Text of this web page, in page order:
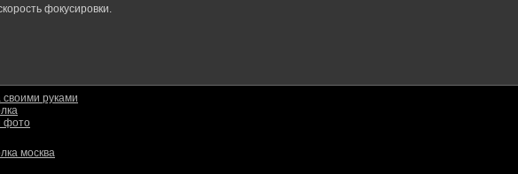
фокусировки.
своими руками
фото
москва